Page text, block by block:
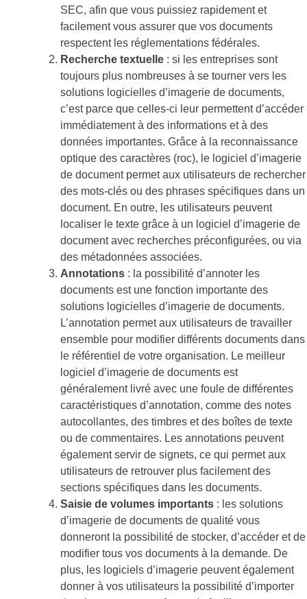
SEC, afin que vous puissiez rapidement et
facilement vous assurer que vos documents
respectent les réglementations fédérales.
Recherche textuelle : si les entreprises sont
toujours plus nombreuses à se tourner vers les
solutions logicielles d’imagerie de documents,
c’est parce que celles-ci leur permettent d’accéder
immédiatement à des informations et à des
données importantes. Grâce à la reconnaissance
optique des caractères (roc), le logiciel d’imagerie
de document permet aux utilisateurs de rechercher
des mots-clés ou des phrases spécifiques dans un
document. En outre, les utilisateurs peuvent
localiser le texte grâce à un logiciel d’imagerie de
document avec recherches préconfigurées, ou via
des métadonnées associées.
Annotations : la possibilité d’annoter les
documents est une fonction importante des
solutions logicielles d’imagerie de documents.
L’annotation permet aux utilisateurs de travailler
ensemble pour modifier différents documents dans
le référentiel de votre organisation. Le meilleur
logiciel d’imagerie de documents est
généralement livré avec une foule de différentes
caractéristiques d’annotation, comme des notes
autocollantes, des timbres et des boîtes de texte
ou de commentaires. Les annotations peuvent
également servir de signets, ce qui permet aux
utilisateurs de retrouver plus facilement des
sections spécifiques dans les documents.
Saisie de volumes importants : les solutions
d’imagerie de documents de qualité vous
donneront la possibilité de stocker, d’accéder et de
modifier tous vos documents à la demande. De
plus, les logiciels d’imagerie peuvent également
donner à vos utilisateurs la possibilité d’importer